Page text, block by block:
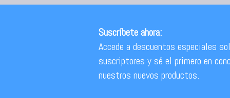
Suscríbete ahora:
Accede a descuentos especiales
suscriptores y sé el primero en
nuestros nuevos productos.